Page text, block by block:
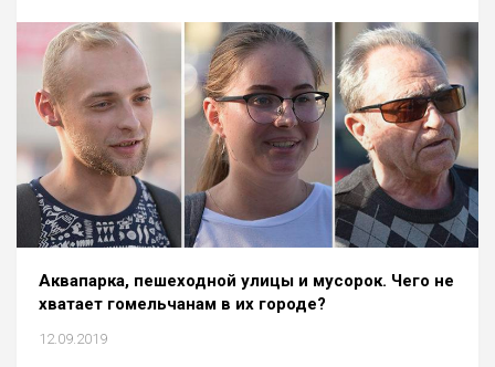
Аквапарка, пешеходной улицы и мусорок. Чего не
хватает гомельчанам в их городе?
12.09.2019